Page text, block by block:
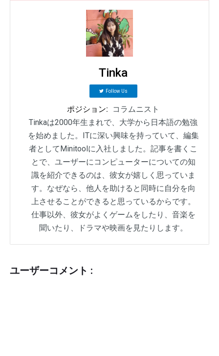
Tinka
Follow Us
ポジション:
コラムニスト
Tinkaは2000年生まれで、大学から日本語の勉強
を始めました。ITに深い興味を持っていて、編集
者としてMinitoolに入社しました。記事を書くこ
とで、ユーザーにコンピューターについての知
識を紹介できるのは、彼女が嬉しく思っていま
す。なぜなら、他人を助けると同時に自分を向
上させることができると思っているからです。
仕事以外、彼女がよくゲームをしたり、音楽を
聞いたり、ドラマや映画を見たりします。
ユーザーコメント :